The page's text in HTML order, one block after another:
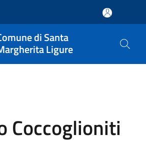
di Santa
Ligure
Coccoglioniti